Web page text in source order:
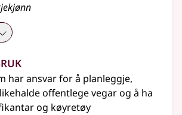
har ansvar for å planleggje,
offentlege vegar og å ha
og køyretøy